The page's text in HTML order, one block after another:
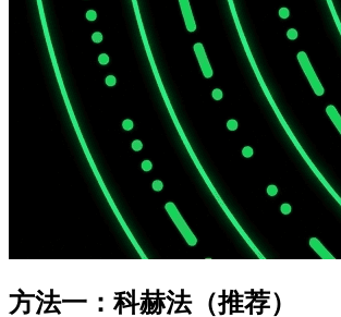
方法一：科赫法（推荐）